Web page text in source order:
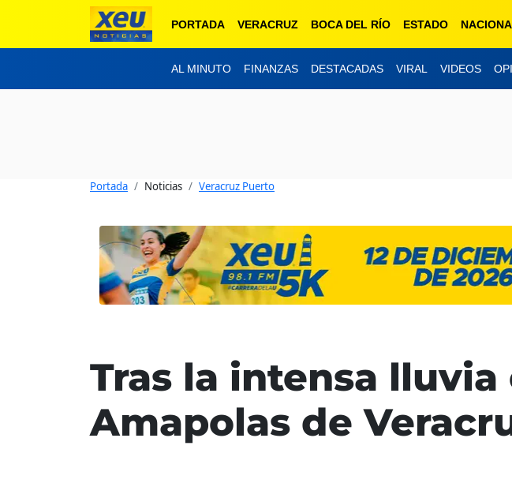
PORTADA VERACRUZ BOCA DEL RÍO ESTADO
AL MINUTO FINANZAS DESTACADAS VIRAL VIDEOS
Portada Noticias Veracruz Puerto
Tras la intensa
Amapolas de